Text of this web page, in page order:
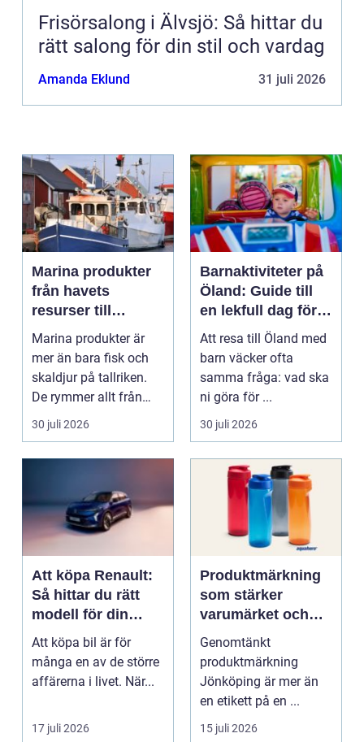
Frisörsalong i Älvsjö: Så hittar du
rätt salong för din stil och vardag
Amanda Eklund 31 juli 2026
Marina produkter
från havets
resurser till
hållbara
upplevelser
Marina produkter är
mer än bara fisk och
skaldjur på tallriken.
De rymmer allt från
mat och hälsa ti...
30 juli 2026
Barnaktiviteter på
Öland: Guide till
en lekfull dag för
hela familjen
Att resa till Öland med
barn väcker ofta
samma fråga: vad ska
ni göra för ...
30 juli 2026
Att köpa Renault:
Så hittar du rätt
modell för din
vardag
Att köpa bil är för
många en av de större
affärerna i livet. När...
17 juli 2026
Produktmärkning
som stärker
varumärket och
förenklar vardagen
Genomtänkt
produktmärkning
Jönköping är mer än
en etikett på en ...
15 juli 2026